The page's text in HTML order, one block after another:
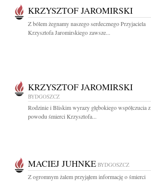
KRZYSZTOF JAROMIRSKI
Z bólem żegnamy naszego serdecznego Przyjaciela
Krzysztofa Jaromirskiego zawsze...
KRZYSZTOF JAROMIRSKI
BYDGOSZCZ
Rodzinie i Bliskim wyrazy głębokiego współczucia z
powodu śmierci Krzysztofa...
MACIEJ JUHNKE BYDGOSZCZ
Z ogromnym żalem przyjąłem informację o śmierci